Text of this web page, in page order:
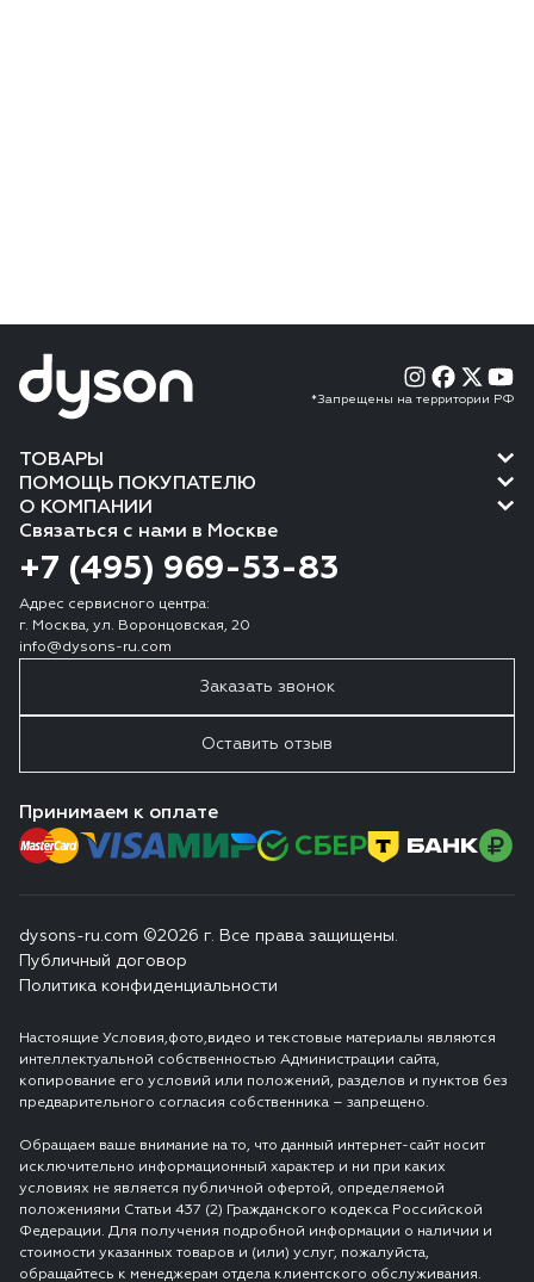
*Запрещены на территории РФ
ТОВАРЫ
ПОМОЩЬ ПОКУПАТЕЛЮ
О КОМПАНИИ
Связаться с нами в Москве
+7 (495) 969-53-83
Адрес сервисного центра:
г. Москва, ул. Воронцовская, 20
info@dysons-ru.com
Заказать звонок
Оставить отзыв
Принимаем к оплате
dysons-ru.com ©2026 г. Все права защищены.
Публичный договор
Политика конфиденциальности
Настоящие Условия,фото,видео и текстовые материалы являются
интеллектуальной собственностью Администрации сайта,
копирование его условий или положений, разделов и пунктов без
предварительного согласия собственника – запрещено.
Обращаем ваше внимание на то, что данный интернет-сайт носит
исключительно информационный характер и ни при каких
условиях не является публичной офертой, определяемой
положениями Статьи 437 (2) Гражданского кодекса Российской
Федерации. Для получения подробной информации о наличии и
стоимости указанных товаров и (или) услуг, пожалуйста,
обращайтесь к менеджерам отдела клиентского обслуживания.